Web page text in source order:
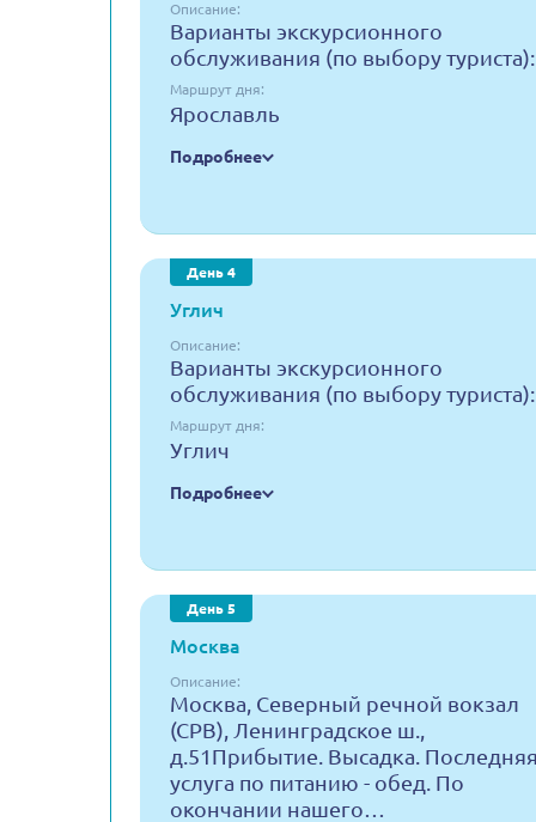
Описание:
Варианты экскурсионного
обслуживания (по выбору туриста):
Маршрут дня:
Ярославль
Подробнее
День 4
Углич
Описание:
Варианты экскурсионного
обслуживания (по выбору туриста):
Маршрут дня:
Углич
Подробнее
День 5
Москва
Описание:
Москва, Северный речной вокзал
(СРВ), Ленинградское ш.,
д.51Прибытие. Высадка.
услуга по питанию - обед. По
окончании нашего…